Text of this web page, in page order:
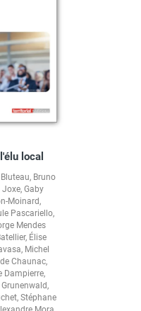
local
, Bruno
Joxe, Gaby
Moinard,
Pascariello,
Mendes
, Élise
, Michel
Chaunac,
Dampierre,
,
, Stéphane